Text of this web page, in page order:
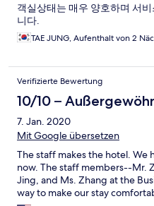
객실상태는 매우 양호하며 서
니다.
TAE JUNG, Aufenthalt von 2
Verifizierte Bewertung
10/10 –
7. Jan. 2020
Mit Google übersetzen
The staff makes the hotel. We
now. The staff members--Mr.
Jing, and Ms. Zhang at the
way to make our stay